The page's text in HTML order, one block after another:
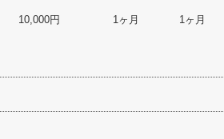
10,000円 1ヶ月 1ヶ月